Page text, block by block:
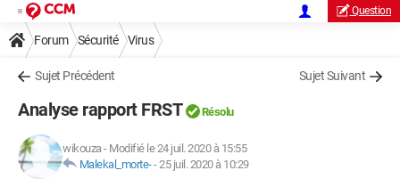
Question
Forum Sécurité Virus
Sujet Précédent Sujet Suivant
Analyse rapport FRST Résolu
wikouza- Modifié le 24 juil. 2020 à 15:55
Malekal_morte--25 juil. 2020 à 10:29